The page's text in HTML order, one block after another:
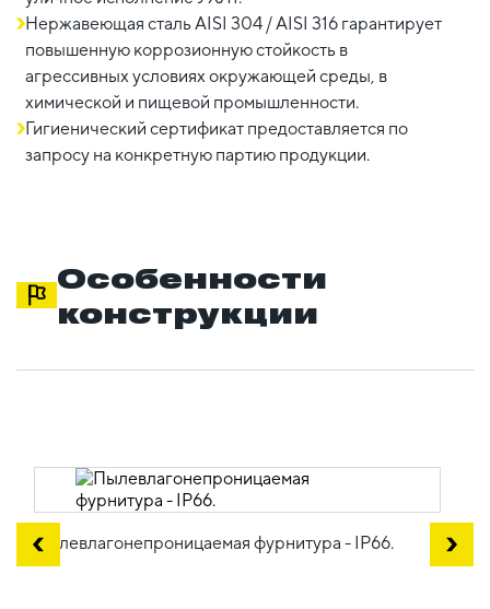
Нержавеющая сталь AISI 304 / AISI 316 гарантирует
повышенную коррозионную стойкость в
агрессивных условиях окружающей среды, в
химической и пищевой промышленности.
Гигиенический сертификат предоставляется по
запросу на конкретную партию продукции.
Особенности
конструкции
Пылевлагонепроницаемая фурнитура - IP66.